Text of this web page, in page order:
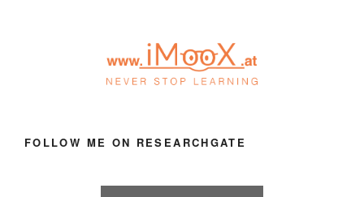
FOLLOW ME ON RESEARCHGATE